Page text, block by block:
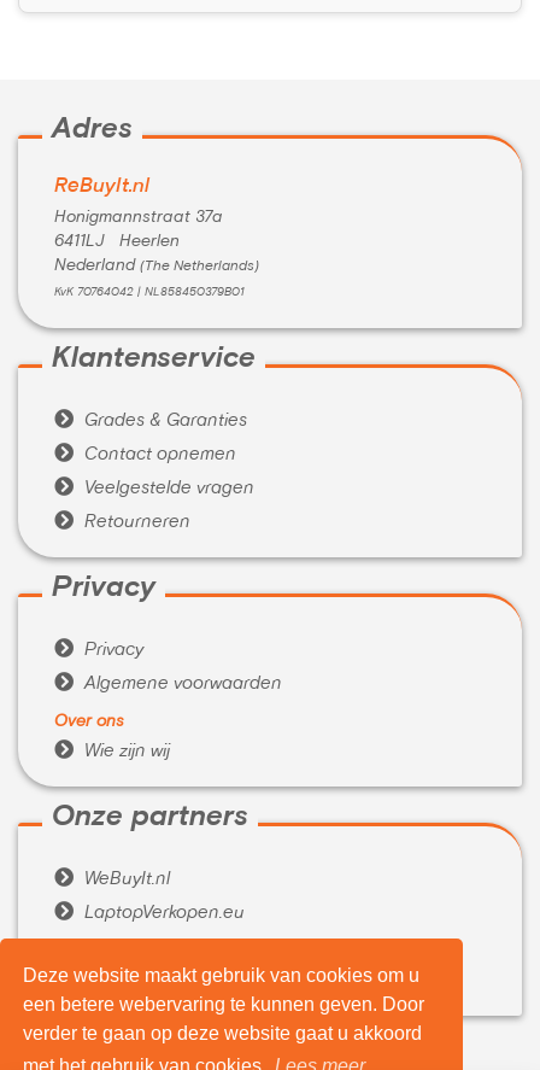
Deze website maakt gebruik van cookies om u
een betere webervaring te kunnen geven. Door
verder te gaan op deze website gaat u akkoord
Adres
ReBuyIt.nl
Honigmannstraat 37a
6411LJ Heerlen
Nederland (The Netherlands)
KvK 70764042 | NL858450379B01
Klantenservice
 Grades & Garanties
 Contact opnemen
 Veelgestelde vragen
 Retourneren
Privacy
 Privacy
 Algemene voorwaarden
Over ons
 Wie zijn wij
Onze partners
 WeBuyIt.nl
 LaptopVerkopen.eu
